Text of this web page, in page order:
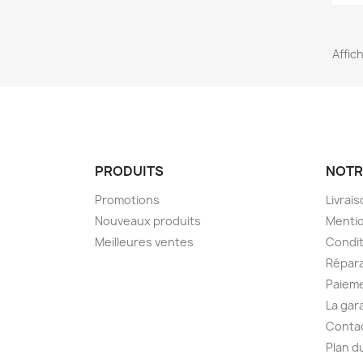
PRODUITS
Promotions
Nouveaux produits
Meilleures ventes
La
Plan